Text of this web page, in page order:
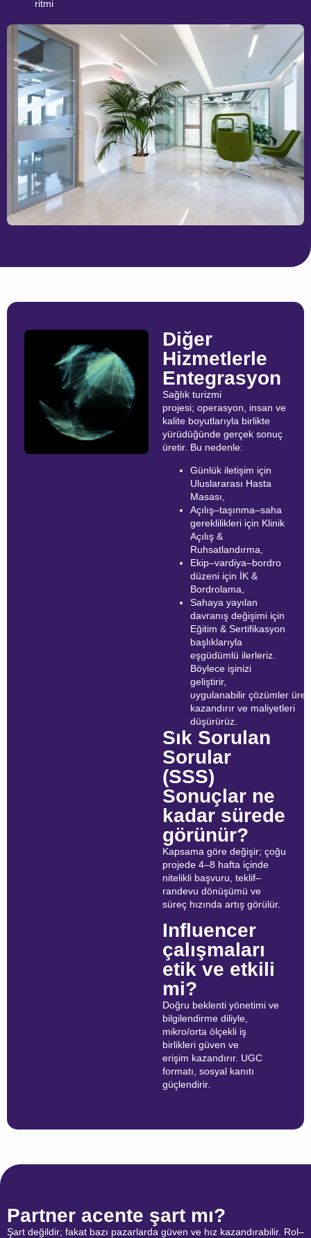
ritmi
Diğer
Hizmetlerle
Entegrasyon
Sağlık turizmi
projesi; operasyon, insan ve
kalite boyutlarıyla birlikte
yürüdüğünde gerçek sonuç
üretir. Bu nedenle:
Günlük iletişim için
Uluslararası Hasta
Masası,
Açılış–taşınma–saha
gereklilikleri için Klinik
Açılış &
Ruhsatlandırma,
Ekip–vardiya–bordro
düzeni için İK &
Bordrolama,
Sahaya yayılan
davranış değişimi için
Eğitim & Sertifikasyon
başlıklarıyla
eşgüdümlü ilerleriz.
Böylece işinizi
geliştirir,
uygulanabilir çözümler
kazandırır ve maliyetleri
düşürürüz.
Sık Sorulan
Sorular
(SSS)
Sonuçlar ne
kadar sürede
görünür?
Kapsama göre değişir; çoğu
projede 4–8 hafta içinde
nitelikli başvuru, teklif–
randevu dönüşümü ve
süreç hızında artış görülür.
Influencer
çalışmaları
etik ve etkili
mi?
Doğru beklenti yönetimi ve
bilgilendirme diliyle,
mikro/orta ölçekli iş
birlikleri güven ve
erişim kazandırır. UGC
formatı, sosyal kanıtı
güçlendirir.
Partner acente şart mı?
Şart değildir; fakat bazı pazarlarda güven ve hız kazandırabilir. Rol–